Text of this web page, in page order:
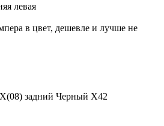
левая
в цвет, дешевле и лучше не
задний Черный X42